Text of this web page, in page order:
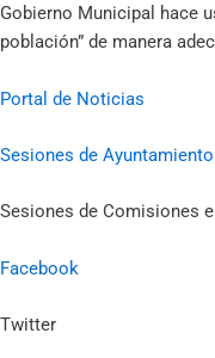
Gobierno Municipal hace
población” de manera
Portal de Noticias
Sesiones de
Sesiones de Comisiones
Facebook
Twitter